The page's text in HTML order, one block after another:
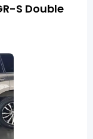
S Double